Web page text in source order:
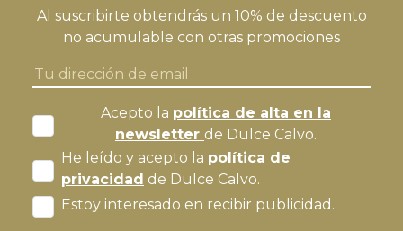
Al suscribirte obtendrás un 10% de descuento
no acumulable con otras promociones
Acepto la política de alta en la
newsletter de Dulce Calvo.
He leído y acepto la política de
privacidad de Dulce Calvo.
Estoy interesado en recibir publicidad.